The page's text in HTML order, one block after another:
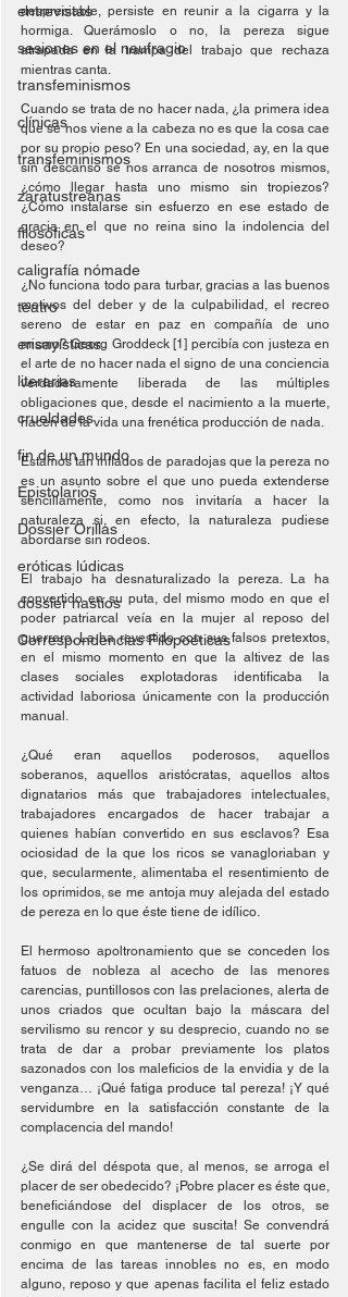
entrevistas
sesiones en el naufragio
transfeminismos
clínicas
transfeminismos
zaratustreanas
filosóficas
caligrafía nómade
teatro
ensayísticas
literarias
crueldades
fin de un mundo
Epistolarios
Dossier Orillas
eróticas lúdicas
dossier hastíos
Correspondencias Filopoéticas
despreciable, persiste en reunir a la cigarra y la
hormiga. Querámoslo o no, la pereza sigue
atrapada en la trampa del trabajo que rechaza
mientras canta.
Cuando se trata de no hacer nada, ¿la primera idea
que se nos viene a la cabeza no es que la cosa cae
por su propio peso? En una sociedad, ay, en la que
sin descanso se nos arranca de nosotros mismos,
¿cómo llegar hasta uno mismo sin tropiezos?
¿Cómo instalarse sin esfuerzo en ese estado de
gracia en el que no reina sino la indolencia del
deseo?
¿No funciona todo para turbar, gracias a las buenos
motivos del deber y de la culpabilidad, el recreo
sereno de estar en paz en compañía de uno
mismo? Georg Groddeck [1] percibía con justeza en
el arte de no hacer nada el signo de una conciencia
verdaderamente liberada de las múltiples
obligaciones que, desde el nacimiento a la muerte,
hacen de la vida una frenética producción de nada.
Estamos tan inflados de paradojas que la pereza no
es un asunto sobre el que uno pueda extenderse
sencillamente, como nos invitaría a hacer la
naturaleza si, en efecto, la naturaleza pudiese
abordarse sin rodeos.
El trabajo ha desnaturalizado la pereza. La ha
convertido en su puta, del mismo modo en que el
poder patriarcal veía en la mujer al reposo del
guerrero. La ha revestido con sus falsos pretextos,
en el mismo momento en que la altivez de las
clases sociales explotadoras identificaba la
actividad laboriosa únicamente con la producción
manual.
¿Qué eran aquellos poderosos, aquellos
soberanos, aquellos aristócratas, aquellos altos
dignatarios más que trabajadores intelectuales,
trabajadores encargados de hacer trabajar a
quienes habían convertido en sus esclavos? Esa
ociosidad de la que los ricos se vanagloriaban y
que, secularmente, alimentaba el resentimiento de
los oprimidos, se me antoja muy alejada del estado
de pereza en lo que éste tiene de idílico.
El hermoso apoltronamiento que se conceden los
fatuos de nobleza al acecho de las menores
carencias, puntillosos con las prelaciones, alerta de
unos criados que ocultan bajo la máscara del
servilismo su rencor y su desprecio, cuando no se
trata de dar a probar previamente los platos
sazonados con los maleficios de la envidia y de la
venganza… ¡Qué fatiga produce tal pereza! ¡Y qué
servidumbre en la satisfacción constante de la
complacencia del mando!
¿Se dirá del déspota que, al menos, se arroga el
placer de ser obedecido? ¡Pobre placer es éste que,
beneficiándose del displacer de los otros, se
engulle con la acidez que suscita! Se convendrá
conmigo en que mantenerse de tal suerte por
encima de las tareas innobles no es, en modo
alguno, reposo y que apenas facilita el feliz estado